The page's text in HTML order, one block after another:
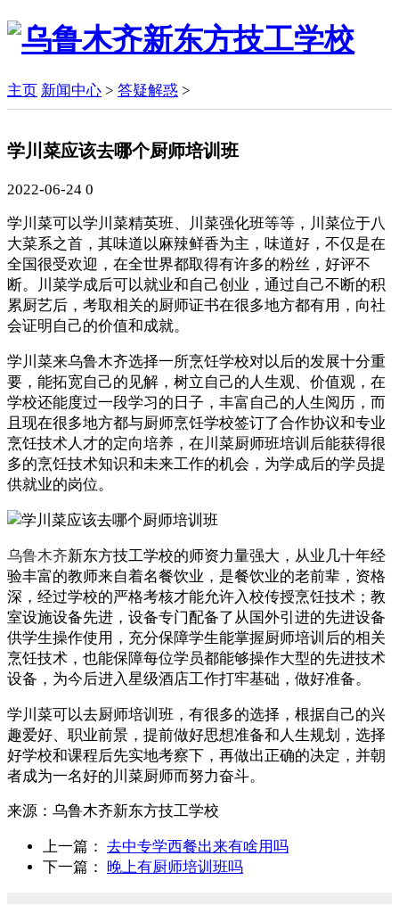
主页 新闻中心 > 答疑解惑 >
学川菜应该去哪个厨师培训班
2022-06-24 0
学川菜可以学川菜精英班、川菜强化班等等，川菜位于八
大菜系之首，其味道以麻辣鲜香为主，味道好，不仅是在
全国很受欢迎，在全世界都取得有许多的粉丝，好评不
断。川菜学成后可以就业和自己创业，通过自己不断的积
累厨艺后，考取相关的厨师证书在很多地方都有用，向社
会证明自己的价值和成就。
学川菜来乌鲁木齐选择一所烹饪学校对以后的发展十分重
要，能拓宽自己的见解，树立自己的人生观、价值观，在
学校还能度过一段学习的日子，丰富自己的人生阅历，而
且现在很多地方都与厨师烹饪学校签订了合作协议和专业
烹饪技术人才的定向培养，在川菜厨师班培训后能获得很
多的烹饪技术知识和未来工作的机会，为学成后的学员提
供就业的岗位。
乌鲁木齐新东方技工学校的师资力量强大，从业几十年经
验丰富的教师来自着名餐饮业，是餐饮业的老前辈，资格
深，经过学校的严格考核才能允许入校传授烹饪技术；教
室设施设备先进，设备专门配备了从国外引进的先进设备
供学生操作使用，充分保障学生能掌握厨师培训后的相关
烹饪技术，也能保障每位学员都能够操作大型的先进技术
设备，为今后进入星级酒店工作打牢基础，做好准备。
学川菜可以去厨师培训班，有很多的选择，根据自己的兴
趣爱好、职业前景，提前做好思想准备和人生规划，选择
好学校和课程后先实地考察下，再做出正确的决定，并朝
者成为一名好的川菜厨师而努力奋斗。
来源： 乌鲁木齐新东方技工学校
上一篇： 去中专学西餐出来有啥用吗
下一篇： 晚上有厨师培训班吗